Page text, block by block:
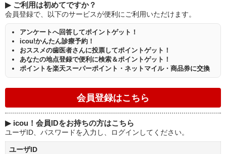
▶ ご利用は初めてですか？
会員登録で、以下のサービスが便利にご利用いただけます。
アンケートへ回答してポイントゲット！
icou!かんたん診療予約！
おススメの歯医者さんに投票してポイントゲット！
あなたの地点登録で便利に検索＆ポイントゲット！
ポイントを楽天スーパーポイント・ネットマイル・商品券に交換
▶ icou！会員IDをお持ちの方はこちら
ユーザID、パスワードを入力し、ログインしてください。
ユーザID